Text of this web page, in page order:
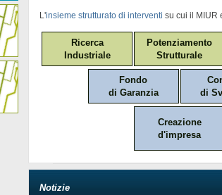
L'insieme strutturato di interventi su cui il MIUR
Ricerca
Industriale
Potenziamento
Strutturale
Fondo
di Garanzia
di
Creazione
d'impresa
Notizie